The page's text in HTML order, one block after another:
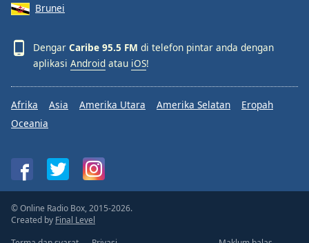
Brunei
Dengar Caribe 95.5 FM di telefon pintar anda dengan
aplikasi Android atau iOS!
Afrika Asia Amerika Utara Amerika Selatan
Eropah
Oceania
© Online Radio Box, 2015-2026.
Created by Final Level